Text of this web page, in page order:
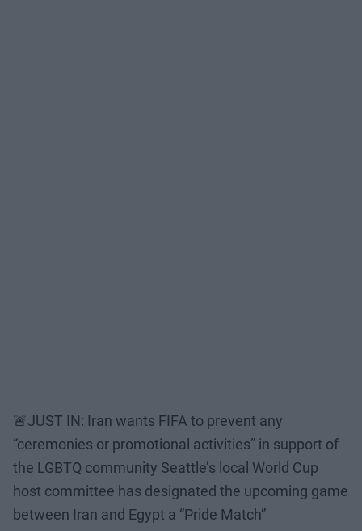
🚨JUST IN: Iran wants FIFA to prevent any
“ceremonies or promotional activities” in support of
the LGBTQ community Seattle’s local World Cup
host committee has designated the upcoming game
between Iran and Egypt a “Pride Match”